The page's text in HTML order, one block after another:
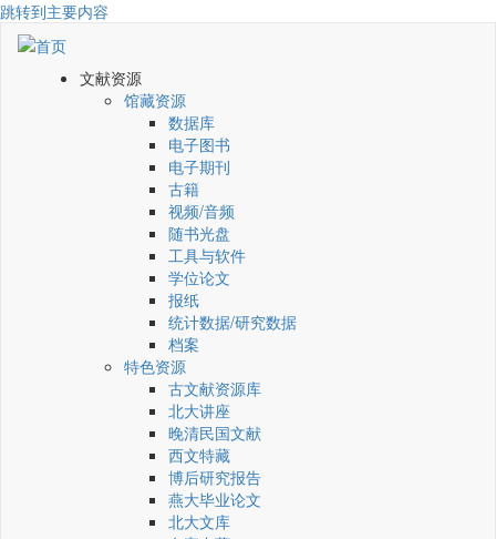
跳转到主要内容
文献资源
馆藏资源
数据库
电子图书
电子期刊
古籍
视频/音频
随书光盘
工具与软件
学位论文
报纸
统计数据/研究数据
档案
特色资源
古文献资源库
北大讲座
晚清民国文献
西文特藏
博后研究报告
燕大毕业论文
北大文库